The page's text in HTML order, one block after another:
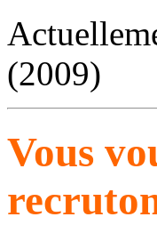
(2009)
Vous